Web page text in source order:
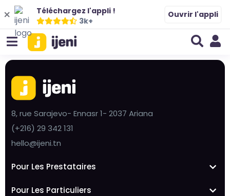
Téléchargez l'appli !
3k+
Ouvrir l'appli
8, rue Sarajevo- Ennasr 1- 2037 Ariana
(+216) 29 342 131
hello@ijeni.tn
Pour Les Prestataires
Pour Les Particuliers